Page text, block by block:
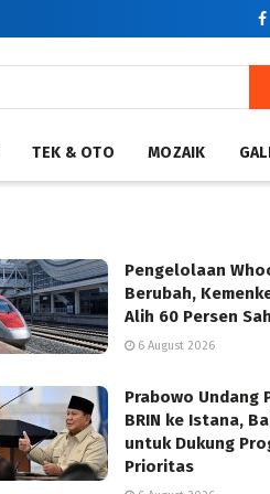
TEK & OTO MOZAIK
Pengelolaan
Berubah,
Alih 60 Persen
6 August 2026
Prabowo Undang
BRIN ke Istana,
untuk Dukung
Prioritas